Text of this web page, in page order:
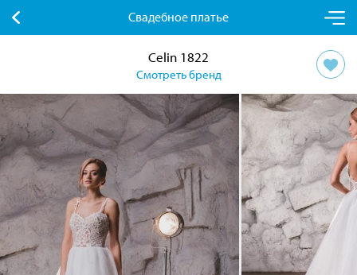
Свадебное платье
Celin 1822
Смотреть бренд